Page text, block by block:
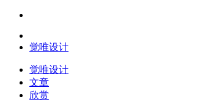
觉唯设计
觉唯设计
文章
欣赏